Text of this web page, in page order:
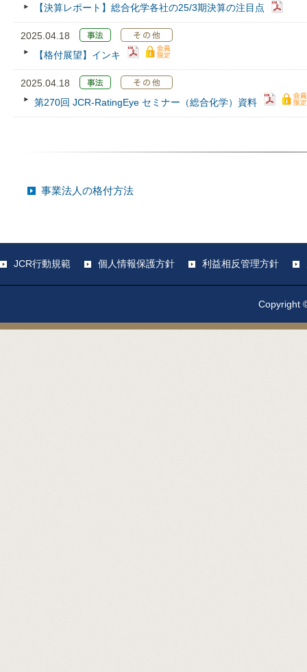
【決算レポート】総合化学各社の25/3期決算の注目点
2025.04.18
【格付展望】インキ
2025.04.18
第270回 JCR‐RatingEye セミナー（総合化学）資料
事業法人の格付方法
JCR行動規範 個人情報保護方針 利益相反管理方針
Copyright